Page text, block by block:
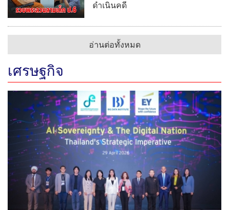
ดำเนินคดี
อ่านต่อทั้งหมด
เศรษฐกิจ